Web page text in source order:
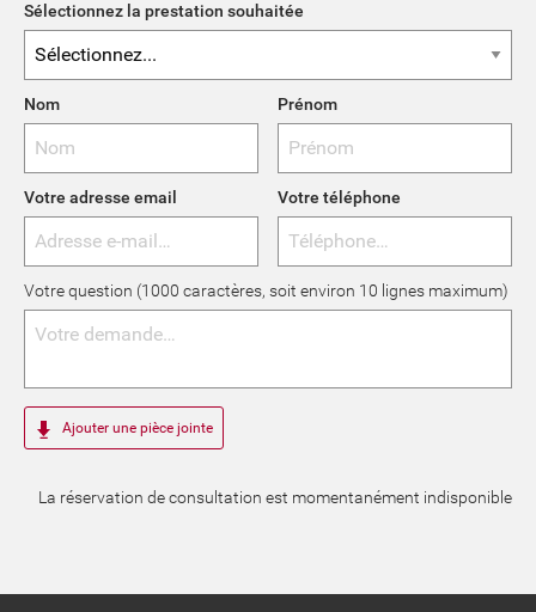
Sélectionnez la prestation souhaitée
Nom Prénom
Votre adresse email Votre téléphone
Votre question (1000 caractères, soit environ 10 lignes maximum)
Ajouter une pièce jointe
La réservation de consultation est momentanément indisponible